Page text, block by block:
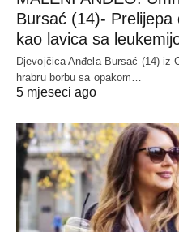
Bursać (14)- Prelijepa
kao lavica sa
Djevojčica Anđela Bursać (14) iz
hrabru borbu sa opakom…
5 mjeseci ago